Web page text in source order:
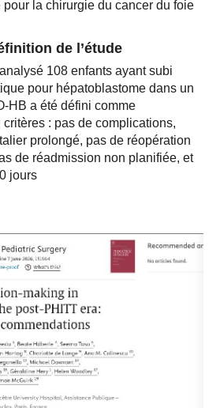
la chirurgie du cancer du foie
de l’étude
108 enfants ayant subi
pour hépatoblastome dans un
HB a été défini comme
: pas de complications,
prolongé, pas de réopération
de réadmission non planifiée, et
jours